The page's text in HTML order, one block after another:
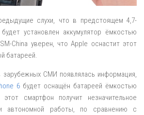
слухи, что в предстоящем 4,7-
установлен аккумулятор ёмкостью
China уверен, что Apple оснастит этот
батареей.
СМИ появлялась информация,
6 будет оснащён батареей ёмкостью
смартфон получит незначительное
автономной работы, по сравнению с